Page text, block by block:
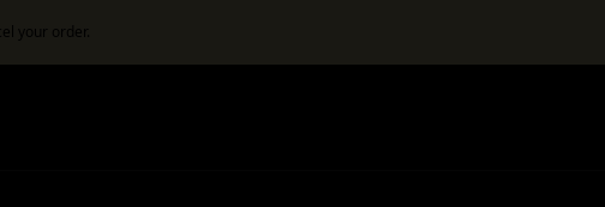
your order.